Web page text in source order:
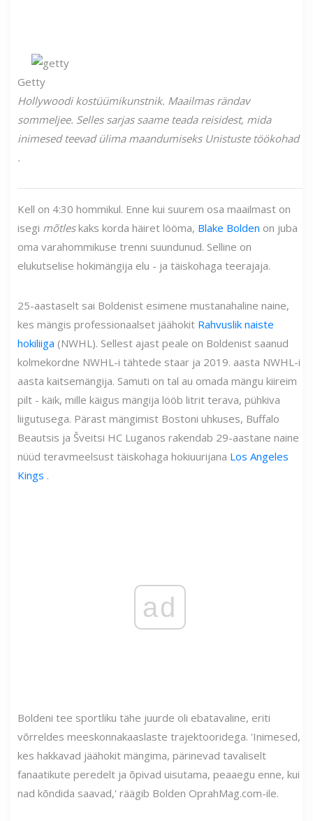
Getty
Hollywoodi kostüümikunstnik. Maailmas rändav
sommeljee. Selles sarjas saame teada reisidest, mida
inimesed teevad ülima maandumiseks Unistuste töökohad
.
Kell on 4:30 hommikul. Enne kui suurem osa maailmast on
isegi mõtleskaks korda häiret lööma, Blake Bolden on juba
oma varahommikuse trenni suundunud. Selline on
elukutselise hokimängija elu - ja täiskohaga teerajaja.
25-aastaselt sai Boldenist esimene mustanahaline naine,
kes mängis professionaalset jäähokit Rahvuslik naiste
hokiliiga (NWHL). Sellest ajast peale on Boldenist saanud
kolmekordne NWHL-i tähtede staar ja 2019. aasta NWHL-i
aasta kaitsemängija. Samuti on tal au omada mängu kiireim
pilt - käik, mille käigus mängija lööb litrit terava, pühkiva
liigutusega. Pärast mängimist Bostoni uhkuses, Buffalo
Beautsis ja Šveitsi HC Luganos rakendab 29-aastane naine
nüüd teravmeelsust täiskohaga hokiuurijana Los Angeles
Kings .
ad
Boldeni tee sportliku tähe juurde oli ebatavaline, eriti
võrreldes meeskonnakaaslaste trajektooridega. 'Inimesed,
kes hakkavad jäähokit mängima, pärinevad tavaliselt
fanaatikute peredelt ja õpivad uisutama, peaaegu enne, kui
nad kõndida saavad,' räägib Bolden OprahMag.com-ile.